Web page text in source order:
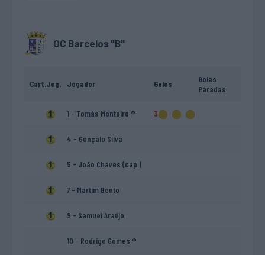
OC Barcelos "B"
Cart.Jog. Jogador Golos
Bolas
Paradas
1 - Tomás Monteiro ® 3
4 - Gonçalo Silva
5 - João Chaves (cap.)
7 - Martim Bento
9 - Samuel Araújo
10 - Rodrigo Gomes ®